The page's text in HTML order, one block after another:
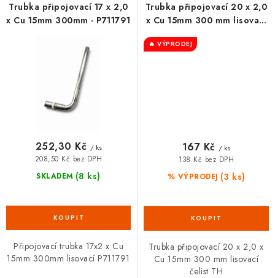
Trubka připojovací 17 x 2,0
x Cu 15mm 300mm - P711791
SKLADEM (8 ks)
208,50 Kč bez DPH
252,30 Kč / ks
Připojovací trubka 17x2 x Cu
15mm 300mm lisovací P711791
Trubka připojovací 20 x 2,0
x Cu 15mm 300 mm lisovací
čelist TH
🔥 VÝPRODEJ
% VÝPRODEJ (3 ks)
138 Kč bez DPH
167 Kč / ks
Trubka připojovací 20 x 2,0 x
Cu 15mm 300 mm lisovací
čelist TH